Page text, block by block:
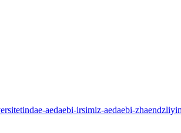
aedaebi-irsimiz-aedaebi-